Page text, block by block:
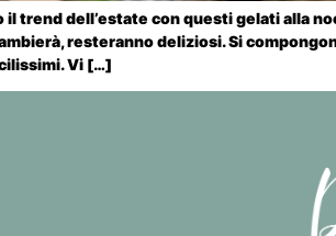
il trend dell’estate con questi gelati alla
resteranno deliziosi. Si
Vi […]